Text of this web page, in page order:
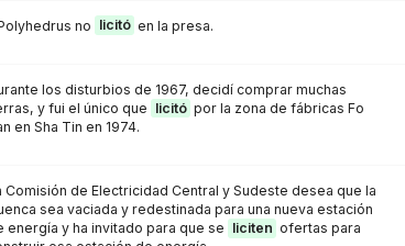
no licitó en la presa.
los disturbios de 1967, decidí comprar muchas
y fui el único que
licitó por la zona de fábricas Fo
en Sha Tin en 1974.
Comisión de Electricidad Central y Sudeste desea que la
sea vaciada y redestinada para una nueva estación
energía y ha invitado para que se
liciten ofertas para